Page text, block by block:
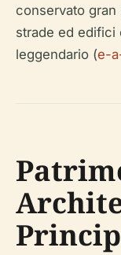
conservato
strade ed edifici
leggendario (e-